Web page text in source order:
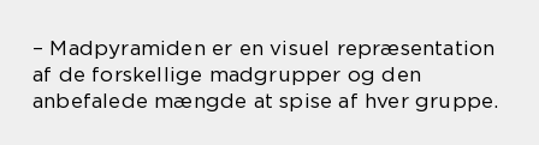
– Madpyramiden er en visuel repræsentation
af de forskellige madgrupper og den
anbefalede mængde at spise af hver gruppe.